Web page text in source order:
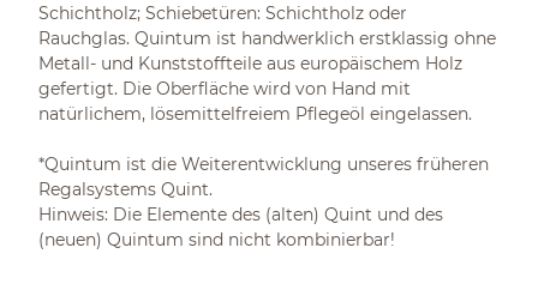
Schichtholz; Schiebetüren: Schichtholz oder
Rauchglas. Quintum ist handwerklich erstklassig ohne
Metall- und Kunststoffteile aus europäischem Holz
gefertigt. Die Oberfläche wird von Hand mit
natürlichem, lösemittelfreiem Pflegeöl eingelassen.
*Quintum ist die Weiterentwicklung unseres früheren
Regalsystems Quint.
Hinweis: Die Elemente des (alten) Quint und des
(neuen) Quintum sind nicht kombinierbar!